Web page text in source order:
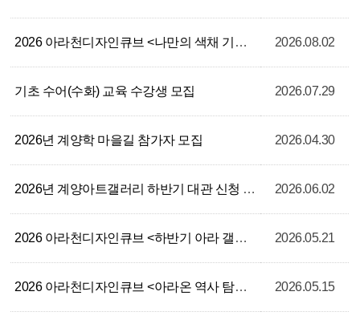
2026 아라천디자인큐브 <나만의 색채 기록 - 엽서 컬러링> 참여자 모집 2026.08.02
기초 수어(수화) 교육 수강생 모집 2026.07.29
2026년 계양학 마을길 참가자 모집 2026.04.30
2026년 계양아트갤러리 하반기 대관 신청 공고 2026.06.02
2026 아라천디자인큐브 <하반기 아라 갤러리 대관 모집 및 생활문화 동아리실 대관 모집> 2026.05.21
2026 아라천디자인큐브 <아라온 역사 탐험대> 참여자 모집 안내 2026.05.15